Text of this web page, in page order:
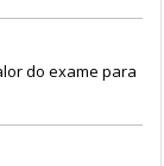
do exame para